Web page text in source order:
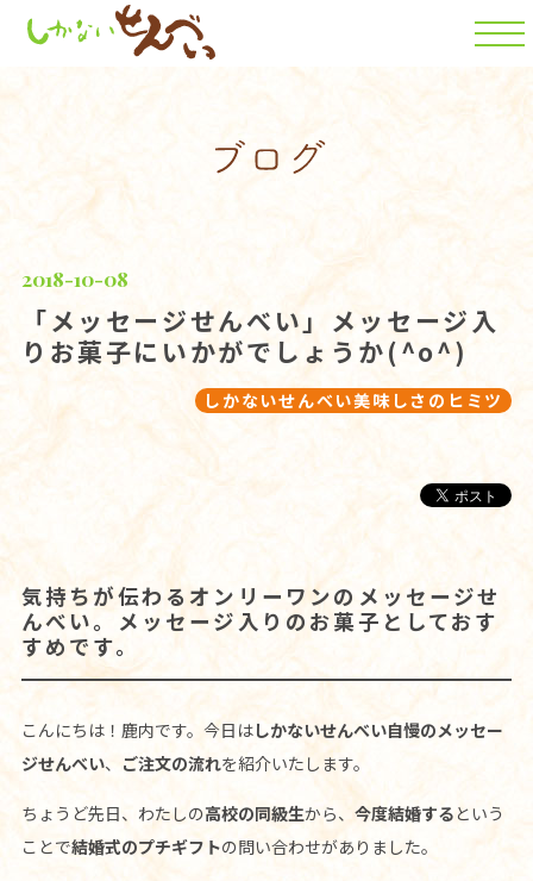
2018-10-08
「メッセージせんべい」メッセージ入
りお菓子にいかがでしょうか(^o^)
しかないせんべい美味しさのヒミツ
気持ちが伝わるオンリーワンのメッセージせ
んべい。メッセージ入りのお菓子としておす
すめです。
こんにちは！鹿内です。今日はしかないせんべい自慢のメッセー
ジせんべい、 ご注文の流れを紹介いたします。
ちょうど先日、わたしの高校の同級生から、 今度結婚するという
ことで結婚式のプチギフトの問い合わせがありました。